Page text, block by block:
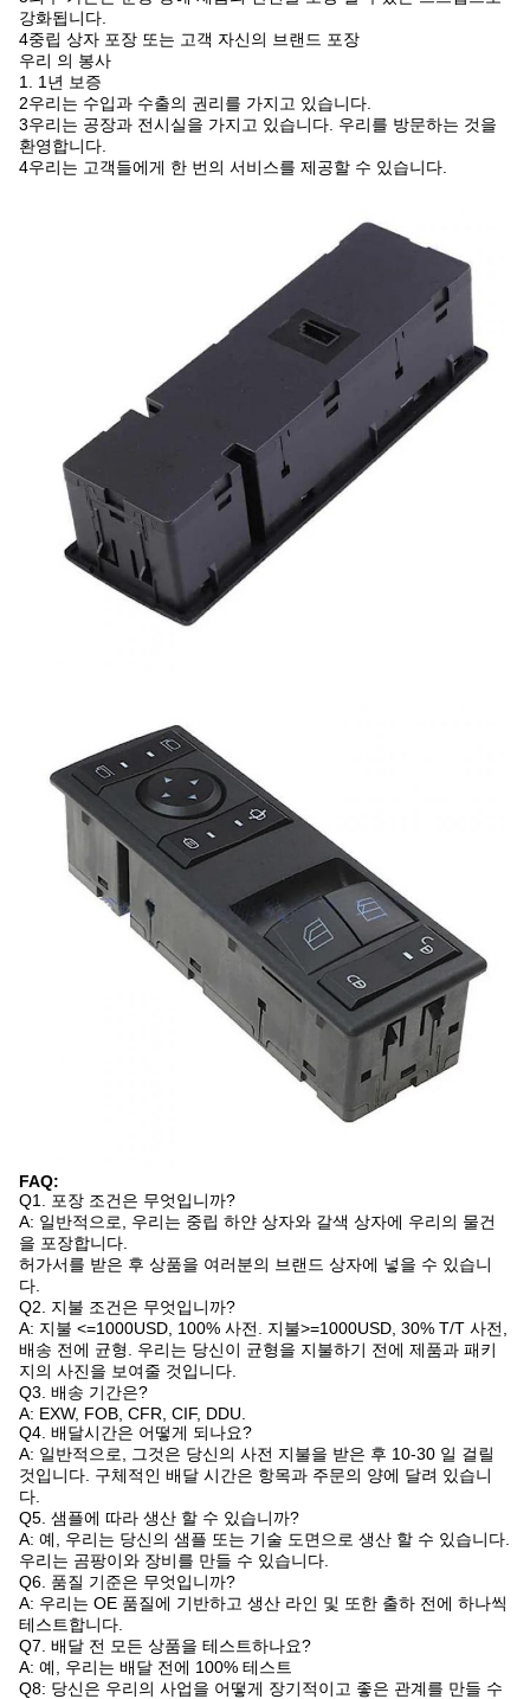
강화됩니다.
4중립 상자 포장 또는 고객 자신의 브랜드 포장
우리 의 봉사
1. 1년 보증
2우리는 수입과 수출의 권리를 가지고 있습니다.
3우리는 공장과 전시실을 가지고 있습니다. 우리를 방문하는 것을
환영합니다.
4우리는 고객들에게 한 번의 서비스를 제공할 수 있습니다.
FAQ:
Q1. 포장 조건은 무엇입니까?
A: 일반적으로, 우리는 중립 하얀 상자와 갈색 상자에 우리의 물건
을 포장합니다.
허가서를 받은 후 상품을 여러분의 브랜드 상자에 넣을 수 있습니
다.
Q2. 지불 조건은 무엇입니까?
A: 지불 <=1000USD, 100% 사전. 지불>=1000USD, 30% T/T 사전,
배송 전에 균형. 우리는 당신이 균형을 지불하기 전에 제품과 패키
지의 사진을 보여줄 것입니다.
Q3. 배송 기간은?
A: EXW, FOB, CFR, CIF, DDU.
Q4. 배달시간은 어떻게 되나요?
A: 일반적으로, 그것은 당신의 사전 지불을 받은 후 10-30 일 걸릴
것입니다. 구체적인 배달 시간은 항목과 주문의 양에 달려 있습니
다.
Q5. 샘플에 따라 생산 할 수 있습니까?
A: 예, 우리는 당신의 샘플 또는 기술 도면으로 생산 할 수 있습니다.
우리는 곰팡이와 장비를 만들 수 있습니다.
Q6. 품질 기준은 무엇입니까?
A: 우리는 OE 품질에 기반하고 생산 라인 및 또한 출하 전에 하나씩
테스트합니다.
Q7. 배달 전 모든 상품을 테스트하나요?
A: 예, 우리는 배달 전에 100% 테스트
Q8: 당신은 우리의 사업을 어떻게 장기적이고 좋은 관계를 만들 수